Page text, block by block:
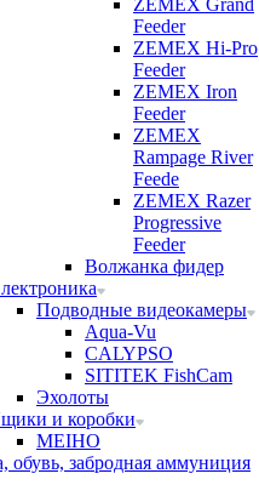
ZEMEX Grand
Feeder
ZEMEX Hi-Pro
Feeder
ZEMEX Iron
Feeder
ZEMEX
Rampage River
Feede
ZEMEX Razer
Progressive
Feeder
Волжанка фидер
Подводные видеокамеры
Aqua-Vu
CALYPSO
SITITEK FishCam
Эхолоты
и коробки
MEIHO
обувь, забродная аммуниция